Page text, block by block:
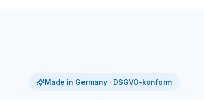
Made in Germany · DSGVO-konform